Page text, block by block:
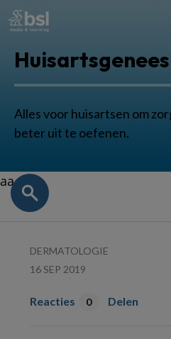
Alles voor huisartsen om
beter uit te oefenen.
aa
DERMATOLOGIE
16 SEP 2019
Reacties 0 Delen